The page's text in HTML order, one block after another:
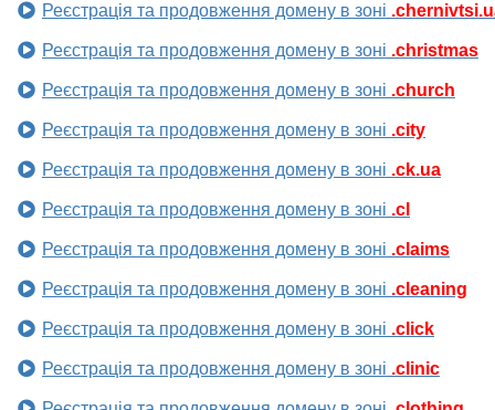
Реєстрація та продовження домену в зоні
Реєстрація та продовження домену в зоні .christmas
Реєстрація та продовження домену в зоні .church
Реєстрація та продовження домену в зоні .city
Реєстрація та продовження домену в зоні .ck.ua
Реєстрація та продовження домену в зоні .cl
Реєстрація та продовження домену в зоні .claims
Реєстрація та продовження домену в зоні .cleaning
Реєстрація та продовження домену в зоні .click
Реєстрація та продовження домену в зоні .clinic